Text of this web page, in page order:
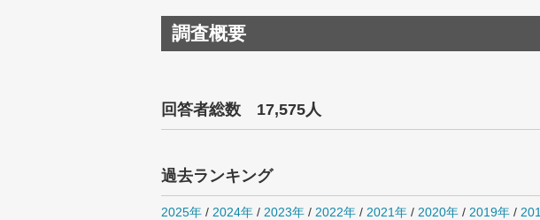
調査概要
回答者総数 17,575人
過去ランキング
2025年 / 2024年 / 2023年 / 2022年 / 2021年 / 2020年 / 2019年 /